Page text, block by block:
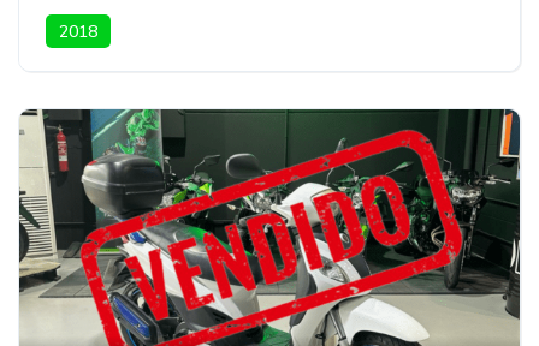
2018